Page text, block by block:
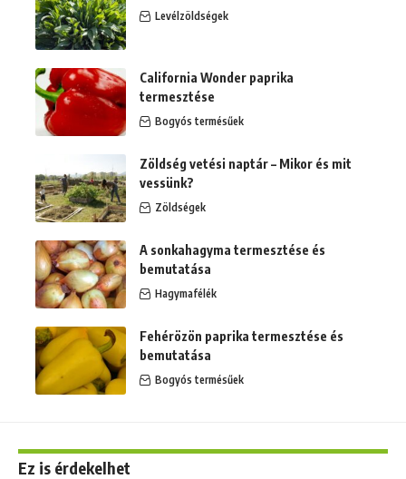
Levélzöldségek
California Wonder paprika
termesztése
Bogyós termésűek
Zöldség vetési naptár – Mikor és mit
vessünk?
Zöldségek
A sonkahagyma termesztése és
bemutatása
Hagymafélék
Fehérözön paprika termesztése és
bemutatása
Bogyós termésűek
Ez is érdekelhet